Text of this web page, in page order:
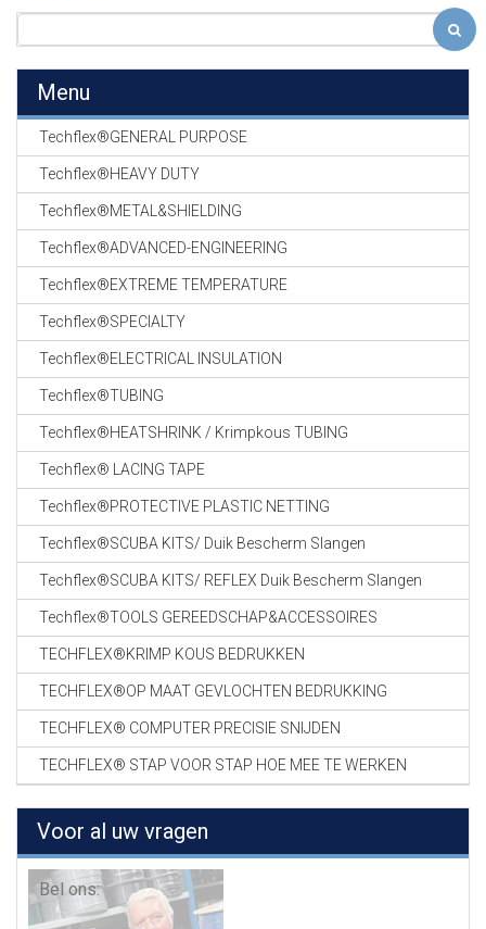
Menu
Techflex®GENERAL PURPOSE
Techflex®HEAVY DUTY
Techflex®METAL&SHIELDING
Techflex®ADVANCED-ENGINEERING
Techflex®EXTREME TEMPERATURE
Techflex®SPECIALTY
Techflex®ELECTRICAL INSULATION
Techflex®TUBING
Techflex®HEATSHRINK / Krimpkous TUBING
Techflex® LACING TAPE
Techflex®PROTECTIVE PLASTIC NETTING
Techflex®SCUBA KITS/ Duik Bescherm Slangen
Techflex®SCUBA KITS/ REFLEX Duik Bescherm Slangen
Techflex®TOOLS GEREEDSCHAP&ACCESSOIRES
TECHFLEX®KRIMP KOUS BEDRUKKEN
TECHFLEX®OP MAAT GEVLOCHTEN BEDRUKKING
TECHFLEX® COMPUTER PRECISIE SNIJDEN
TECHFLEX® STAP VOOR STAP HOE MEE TE WERKEN
Voor al uw vragen
Bel ons: